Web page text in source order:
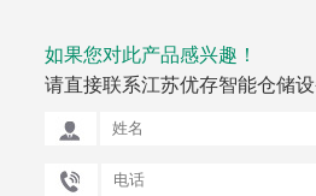
如果您对此产品感兴趣！
请直接联系江苏优存智能仓储